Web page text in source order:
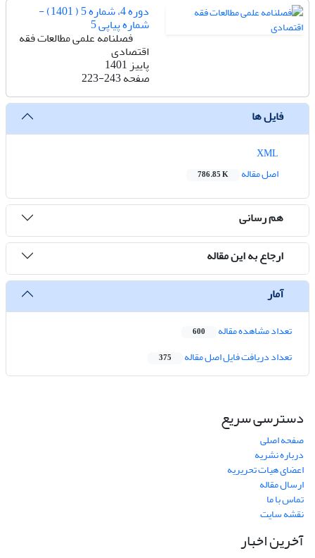
دوره 4، شماره 5 ( 1401) -
شماره پیاپی 5
فصلنامه علمی مطالعات فقه
اقتصادی
پاییز 1401
صفحه223-243
فایل ها
اصل مقاله
786.85 K
هم رسانی
ارجاع به این مقاله
آمار
تعداد مشاهده مقاله 600
تعداد دریافت فایل اصل مقاله 375
دسترسی سریع
صفحه اصلی
درباره نشریه
اعضای هیات تحریریه
ارسال مقاله
تماس با ما
نقشه سایت
آخرین اخبار